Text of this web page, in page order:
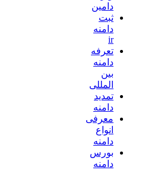
دامین
ثبت
دامنه
ir
تعرفه
دامنه
بین
المللی
تمدید
دامنه
معرفی
انواع
دامنه
بورس
دامنه